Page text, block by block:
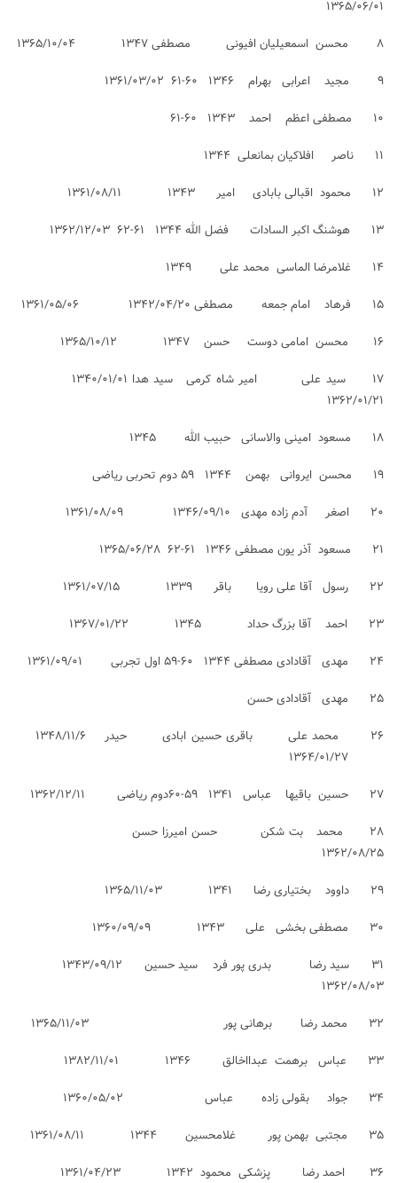
۱۳۶۵/۰۶/۰۱
۸ محسن اسمعیلیان افیونی مصطفی ۱۳۴۷ ۱۳۶۵/۱۰/۰۴
۹ مجید اعرابی بهرام ۱۳۴۶ ۶۰-۶۱ ۱۳۶۱/۰۳/۰۲
۱۰ مصطفی اعظم احمد ۱۳۴۳ ۶۰-۶۱
۱۱ ناصر افلاکیان بمانعلی ۱۳۴۴
۱۲ محمود اقبالی بابادی امیر ۱۳۴۳ ۱۳۶۱/۰۸/۱۱
۱۳ هوشنگ اکبر السادات فضل الله ۱۳۴۴ ۶۱-۶۲ ۱۳۶۲/۱۲/۰۳
۱۴ غلامرضا الماسی محمد علی ۱۳۴۹
۱۵ فرهاد امام جمعه مصطفی ۱۳۴۲/۰۴/۲۰ ۱۳۶۱/۰۵/۰۶
۱۶ محسن امامی دوست حسن ۱۳۴۷ ۱۳۶۵/۱۰/۱۲
۱۳۶۲/۰۱/۲۱
۱۸ مسعود امینی والاسانی حبیب الله ۱۳۴۵
۱۹ محسن ایروانی بهمن ۱۳۴۴ ۵۹ دوم تحربی ریاضی
۲۰ اصغر آدم زاده مهدی ۱۳۴۶/۰۹/۱۰ ۱۳۶۱/۰۸/۰۹
۲۱ مسعود آذر یون مصطفی ۱۳۴۶ ۶۱-۶۲ ۱۳۶۵/۰۶/۲۸
۲۲ رسول آقا علی رویا باقر ۱۳۳۹ ۱۳۶۱/۰۷/۱۵
۲۳ احمد آقا بزرگ حداد ۱۳۴۵ ۱۳۶۷/۰۱/۲۲
۲۴ مهدی آقادادی مصطفی ۱۳۴۴ ۶۰-۵۹ اول تجربی ۱۳۶۱/۰۹/۰۱
۲۵ مهدی آقادادی حسن
۲۷ حسین باقیها عباس ۱۳۴۱ ۵۹-۶۰دوم ریاضی ۱۳۶۲/۱۲/۱۱
۲۸ محمد بت شکن حسن امیرزا حسن
۱۳۶۲/۰۸/۲۵
۲۹ داوود بختیاری رضا ۱۳۴۱ ۱۳۶۵/۱۱/۰۳
۳۰ مصطفی بخشی علی ۱۳۴۳ ۱۳۶۰/۰۹/۰۹
۱۳۶۲/۰۸/۰۳
۳۲ محمد رضا برهانی پور ۱۳۶۵/۱۱/۰۳
۳۳ عباس برهمت عبدااخالق ۱۳۴۶ ۱۳۸۲/۱۱/۰۱
۳۴ جواد بقولی زاده عباس ۱۳۶۰/۰۵/۰۲
۳۵ مجتبی بهمن پور غلامحسین ۱۳۴۴ ۱۳۶۱/۰۸/۱۱
۳۶ احمد رضا پزشکی محمود ۱۳۴۲ ۱۳۶۱/۰۴/۲۳